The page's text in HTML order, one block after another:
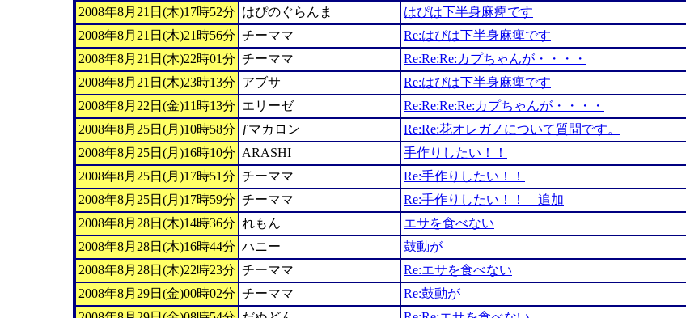
2008年8月21日(木)17時52分 はぴのぐらんま
はぴは下半身麻痺です
2008年8月21日(木)21時56分 チーママ
Re:はぴは下半身麻痺です
2008年8月21日(木)22時01分 チーママ
Re:Re:Re:カプちゃんが・・・・
2008年8月21日(木)23時13分 アブサ
Re:はぴは下半身麻痺です
2008年8月22日(金)11時13分 エリーゼ
Re:Re:Re:Re:カプちゃんが・・・・
2008年8月25日(月)10時58分 ƒマカロン
Re:Re:花オレガノについて質問です。
2008年8月25日(月)16時10分 ARASHI
手作りしたい！！
2008年8月25日(月)17時51分 チーママ
Re:手作りしたい！！
2008年8月25日(月)17時59分 チーママ
Re:手作りしたい！！ 追加
2008年8月28日(木)14時36分 れもん
エサを食べない
2008年8月28日(木)16時44分 ハニー
鼓動が
2008年8月28日(木)22時23分 チーママ
Re:エサを食べない
2008年8月29日(金)00時02分 チーママ
Re:鼓動が